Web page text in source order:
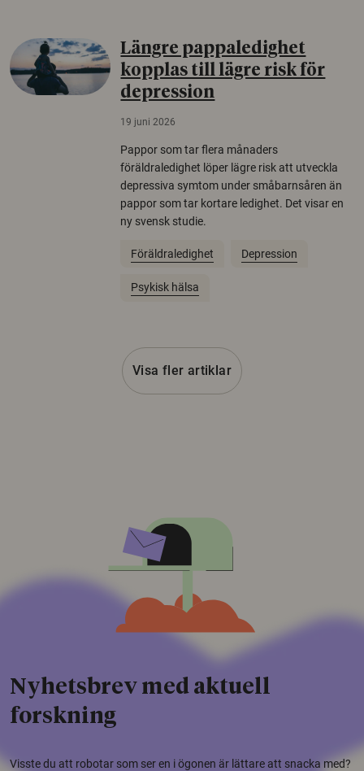
Längre pappaledighet
kopplas till lägre risk för
depression
19 juni 2026
Pappor som tar flera månaders
föräldraledighet löper lägre risk att utveckla
depressiva symtom under småbarnsåren än
pappor som tar kortare ledighet. Det visar en
ny svensk studie.
Föräldraledighet Depression
Psykisk hälsa
Visa fler artiklar
Nyhetsbrev med aktuell
forskning
Visste du att robotar som ser en i ögonen är lättare att snacka med?